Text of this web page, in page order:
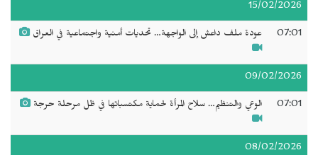
15/02/2026
07:01 عودة ملف داعش إلى الواجهة… تحديات أمنية واجتماعية في العراق
09/02/2026
07:01 الوعي والتنظيم… سلاح المرأة لحماية مكتسباتها في ظل مرحلة حرجة
08/02/2026